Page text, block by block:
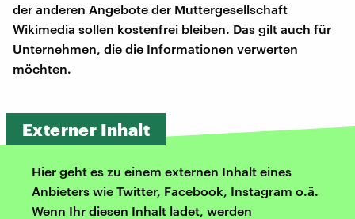
der anderen Angebote der Muttergesellschaft
Wikimedia sollen kostenfrei bleiben. Das gilt auch für
Unternehmen, die die Informationen verwerten
möchten.
Externer Inhalt
Hier geht es zu einem externen Inhalt eines
Anbieters wie Twitter, Facebook, Instagram o.ä.
Wenn Ihr diesen Inhalt ladet, werden